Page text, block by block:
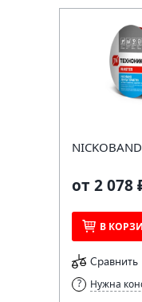
от 2 078
В
Сравнить
Нужна